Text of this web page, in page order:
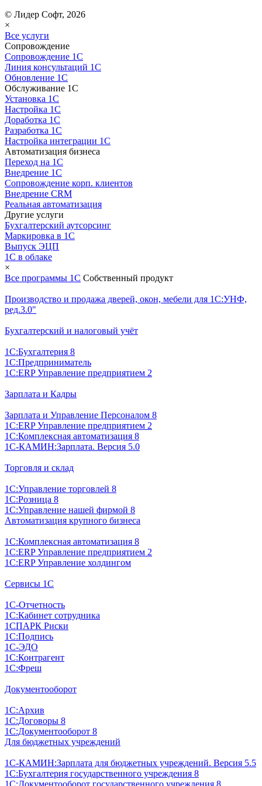
© Лидер Софт, 2026
×
Все услуги
Сопровождение
Сопровождение 1С
Линия консультаций 1С
Обновление 1С
Обслуживание 1С
Установка 1С
Настройка 1С
Доработка 1С
Разработка 1С
Настройка интеграции 1С
Автоматизация бизнеса
Переход на 1С
Внедрение 1С
Сопровождение корп. клиентов
Внедрение CRM
Реальная автоматизация
Другие услуги
Бухгалтерский аутсорсинг
Маркировка в 1С
Выпуск ЭЦП
1С в облаке
×
Все программы 1С Собственный продукт
Производство и продажа дверей, окон, мебели для 1С:УНФ,
ред.3.0"
Бухгалтерский и налоговый учёт
1С:Бухгалтерия 8
1С:Предприниматель
1С:ERP Управление предприятием 2
Зарплата и Кадры
Зарплата и Управление Персоналом 8
1С:ERP Управление предприятием 2
1С:Комплексная автоматизация 8
1С-КАМИН:Зарплата. Версия 5.0
Торговля и склад
1С:Управление торговлей 8
1С:Розница 8
1С:Управление нашей фирмой 8
Автоматизация крупного бизнеса
1С:Комплексная автоматизация 8
1С:ERP Управление предприятием 2
1С:ERP Управление холдингом
Сервисы 1С
1С-Отчетность
1С:Кабинет сотрудника
1СПАРК Риски
1С:Подпись
1С-ЭДО
1С:Контрагент
1С:Фреш
Документооборот
1С:Архив
1С:Договоры 8
1С:Документооборот 8
Для бюджетных учреждений
1С-КАМИН:Зарплата для бюджетных учреждений. Версия 5.5
1С:Бухгалтерия государственного учреждения 8
1С:Документооборот государственного учреждения 8